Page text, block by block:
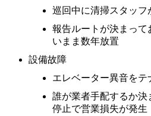
巡回中に清掃スタッフ
報告ルートが決まって
いまま数年放置
設備故障
エレベーター異音を
誰が業者手配するか決
停止で営業損失が発生